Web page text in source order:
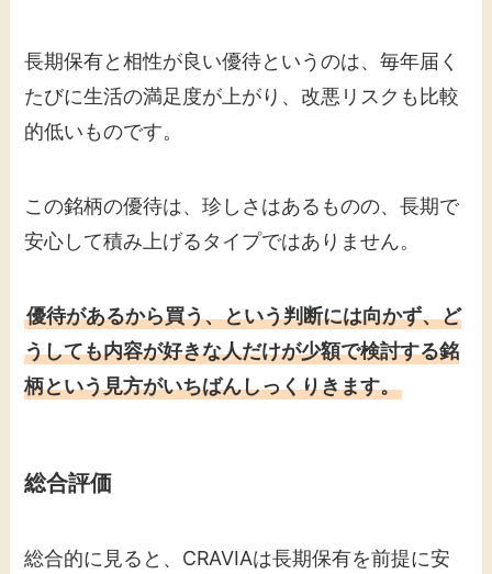
長期保有と相性が良い優待というのは、毎年届く
たびに生活の満足度が上がり、改悪リスクも比較
的低いものです。
この銘柄の優待は、珍しさはあるものの、長期で
安心して積み上げるタイプではありません。
優待があるから買う、という判断には向かず、ど
うしても内容が好きな人だけが少額で検討する銘
柄という見方がいちばんしっくりきます。
総合評価
総合的に見ると、CRAVIAは長期保有を前提に安